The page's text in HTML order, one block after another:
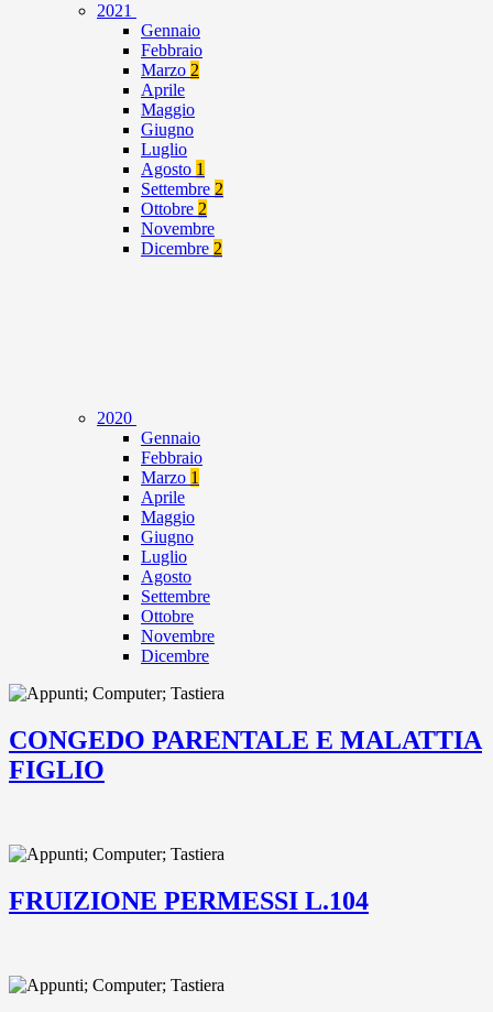
2021
Gennaio
Febbraio
Marzo 2
Aprile
Maggio
Giugno
Luglio
Agosto 1
Settembre 2
Ottobre 2
Novembre
Dicembre 2
2020
Gennaio
Febbraio
Marzo 1
Aprile
Maggio
Giugno
Luglio
Agosto
Settembre
Ottobre
Novembre
Dicembre
CONGEDO PARENTALE E MALATTIA
FIGLIO
FRUIZIONE PERMESSI L.104